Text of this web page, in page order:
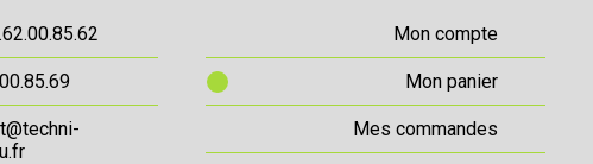
Mon compte
Mon panier
Mes commandes